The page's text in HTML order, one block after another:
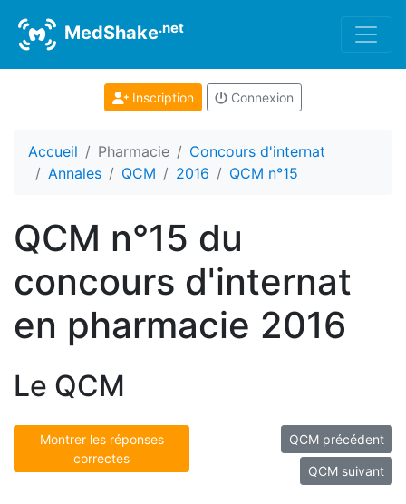
MedShake.net
Inscription Connexion
Accueil Pharmacie
Concours d'internat
Annales
QCM 2016 QCM n°15
QCM n°15 du
concours d'internat
en pharmacie 2016
Le QCM
Montrer les réponses
correctes
QCM précédent
QCM suivant